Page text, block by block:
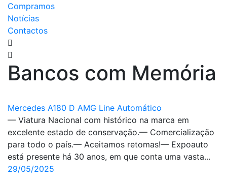
Compramos
Notícias
Contactos
Bancos com Memória
Mercedes A180 D AMG Line Automático
— Viatura Nacional com histórico na marca em
excelente estado de conservação.— Comercialização
para todo o país.— Aceitamos retomas!— Expoauto
está presente há 30 anos, em que conta uma vasta...
29/05/2025